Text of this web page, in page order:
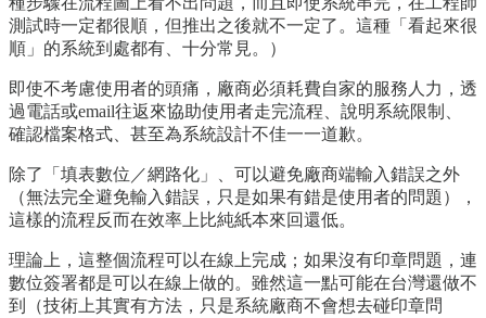
測試時一定都很順，但推出之後就不一定了。這種「看起來很
順」的系統到處都有、十分常見。）
即使不考慮使用者的頭痛，廠商必須耗費自家的服務人力，透
過電話或email往返來協助使用者走完流程、說明系統限制、
確認檔案格式、甚至為系統設計不佳一一道歉。
除了「填表數位／網路化」、可以避免廠商端輸入錯誤之外
（無法完全避免輸入錯誤，只是如果有錯是使用者的問題），
這樣的流程反而在效率上比純紙本來回還低。
理論上，這整個流程可以在線上完成；如果沒有印章問題，連
數位簽署都是可以在線上做的。雖然這一點可能在台灣還做不
到（技術上其實有方法，只是系統廠商不會想去碰印章問